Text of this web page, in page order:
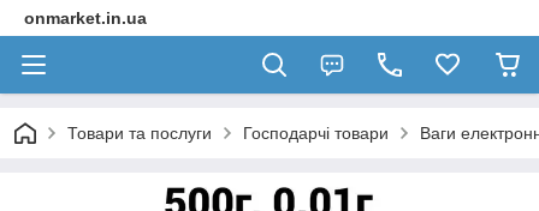
onmarket.in.ua
Товари та послуги Господарчі товари Ваги